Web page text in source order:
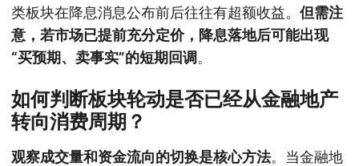
类板块在降息消息公布前后往往有超额收益。 但需注
意，若市场已提前充分定价，降息落地后可能出现
“买预期、卖事实”的短期回调。
如何判断板块轮动是否已经从金融地产
转向消费周期？
观察成交量和资金流向的切换是核心方法。当金融地